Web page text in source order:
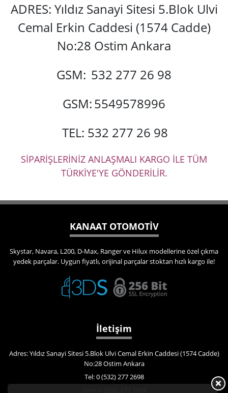
ADRES: Yıldız Sanayi Sitesi 5.Blok Ulvi
Cemal Erkin Caddesi (1574 Cadde)
No:28 Ostim Ankara
GSM: 532 277 26 98
GSM:5549578996
TEL: 532 277 26 98
SİPARİŞLERİNİZ ANLAŞMALI KARGO İLE TÜM
TÜRKİYE'YE GÖNDERİLİR.
KANAAT OTOMOTİV
Skystar, Navara, L200, D-Max, Ranger ve Hilux modellerine özel çıkma
yedek parçalar. Uygun fiyatlı, orijinal parçalar stoktan hızlı kargo ile!
İletişim
Adres: Yıldız Sanayi Sitesi 5.Blok Ulvi Cemal Erkin Caddesi (1574 Cadde)
No:28 Ostim Ankara
Tel: 0 (532) 277 2698